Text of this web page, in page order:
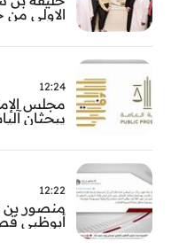
الاولى
مستشفى
12:24
مجلس
يبحثان
12:22
أبوظبي